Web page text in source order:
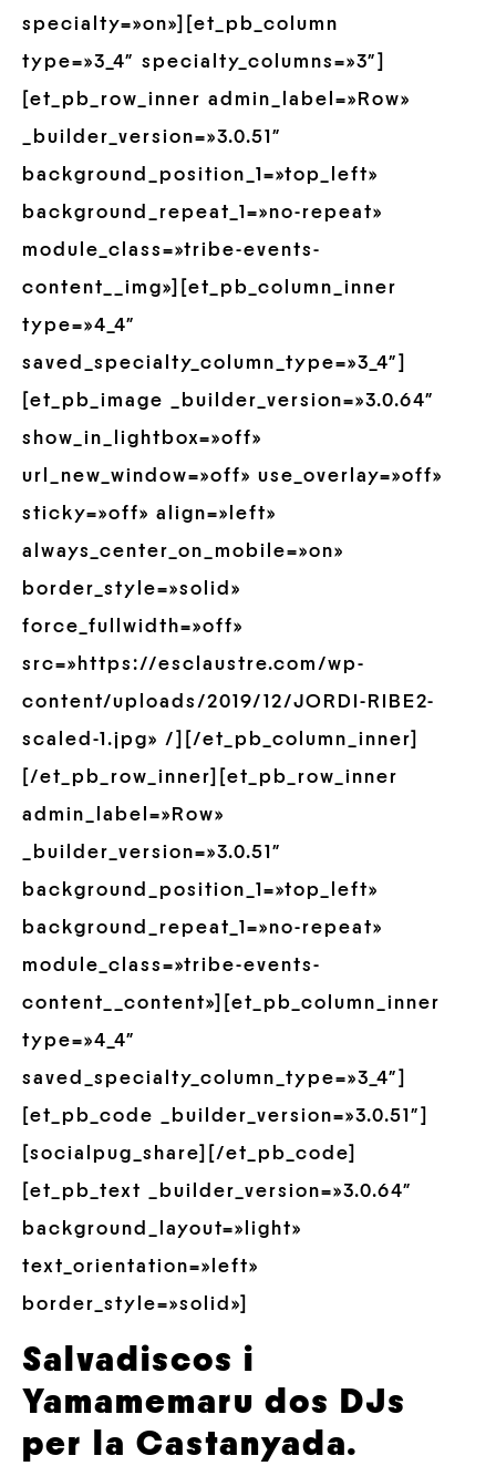
specialty=»on»][et_pb_column
type=»3_4″ specialty_columns=»3″]
[et_pb_row_inner admin_label=»Row»
_builder_version=»3.0.51″
background_position_1=»top_left»
background_repeat_1=»no-repeat»
module_class=»tribe-events-
content__img»][et_pb_column_inner
type=»4_4″
saved_specialty_column_type=»3_4″]
[et_pb_image _builder_version=»3.0.64″
show_in_lightbox=»off»
url_new_window=»off» use_overlay=»off»
sticky=»off» align=»left»
always_center_on_mobile=»on»
border_style=»solid»
force_fullwidth=»off»
src=»https://esclaustre.com/wp-
content/uploads/2019/12/JORDI-RIBE2-
scaled-1.jpg» /][/et_pb_column_inner]
[/et_pb_row_inner][et_pb_row_inner
admin_label=»Row»
_builder_version=»3.0.51″
background_position_1=»top_left»
background_repeat_1=»no-repeat»
module_class=»tribe-events-
content__content»][et_pb_column_inner
type=»4_4″
saved_specialty_column_type=»3_4″]
[et_pb_code _builder_version=»3.0.51″]
[socialpug_share][/et_pb_code]
[et_pb_text _builder_version=»3.0.64″
background_layout=»light»
text_orientation=»left»
border_style=»solid»]
Salvadiscos i
Yamamemaru dos DJs
per la Castanyada.